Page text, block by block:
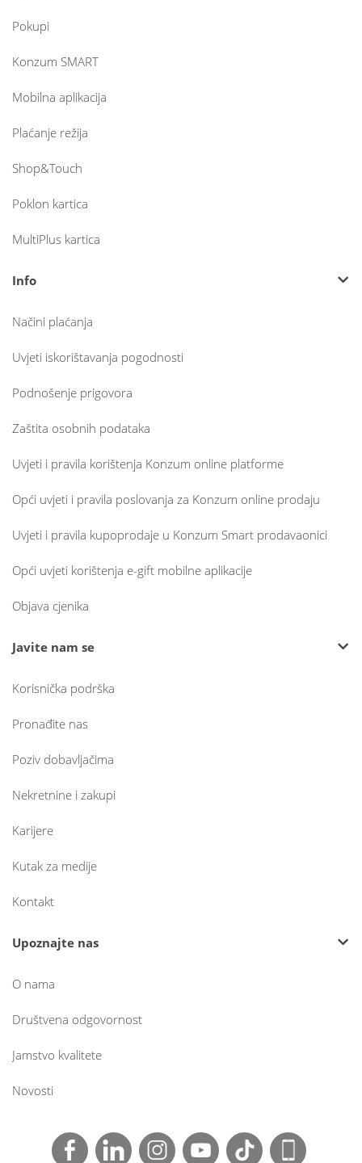
Pokupi
Konzum SMART
Mobilna aplikacija
Plaćanje režija
Shop&Touch
Poklon kartica
MultiPlus kartica
Info
Načini plaćanja
Uvjeti iskorištavanja pogodnosti
Podnošenje prigovora
Zaštita osobnih podataka
Uvjeti i pravila korištenja Konzum online platforme
Opći uvjeti i pravila poslovanja za Konzum online prodaju
Uvjeti i pravila kupoprodaje u Konzum Smart prodavaonici
Opći uvjeti korištenja e-gift mobilne aplikacije
Objava cjenika
Javite nam se
Korisnička podrška
Pronađite nas
Poziv dobavljačima
Nekretnine i zakupi
Karijere
Kutak za medije
Kontakt
Upoznajte nas
O nama
Društvena odgovornost
Jamstvo kvalitete
Novosti